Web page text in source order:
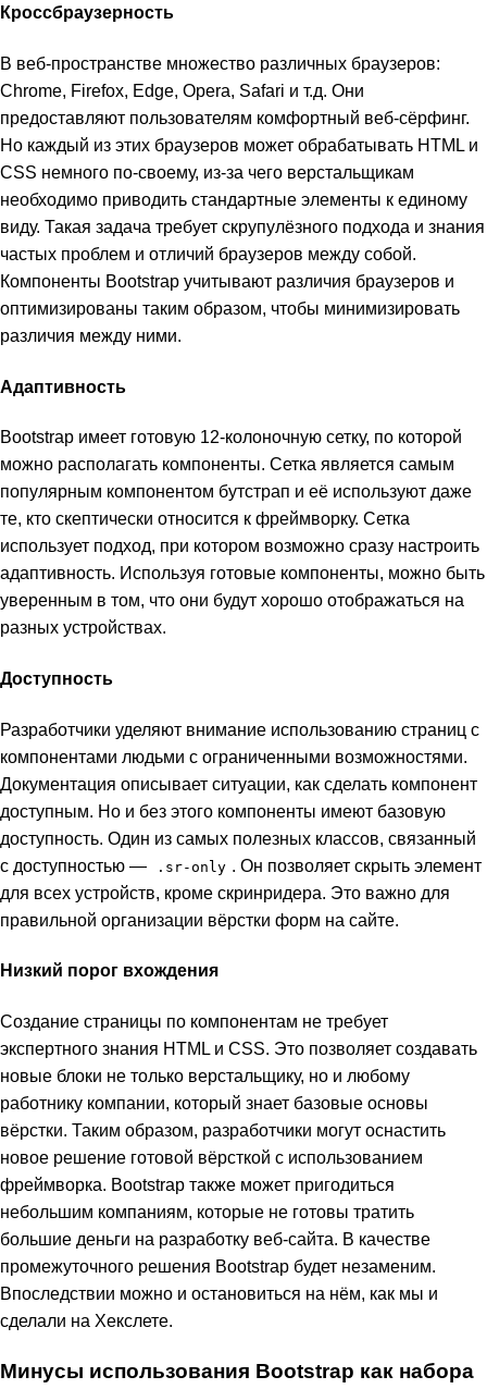
Кроссбраузерность
В веб-пространстве множество различных браузеров:
Chrome, Firefox, Edge, Opera, Safari и т.д. Они
предоставляют пользователям комфортный веб-сёрфинг.
Но каждый из этих браузеров может обрабатывать HTML и
CSS немного по-своему, из-за чего верстальщикам
необходимо приводить стандартные элементы к единому
виду. Такая задача требует скрупулёзного подхода и знания
частых проблем и отличий браузеров между собой.
Компоненты Bootstrap учитывают различия браузеров и
оптимизированы таким образом, чтобы минимизировать
различия между ними.
Адаптивность
Bootstrap имеет готовую 12-колоночную сетку, по которой
можно располагать компоненты. Сетка является самым
популярным компонентом бутстрап и её используют даже
те, кто скептически относится к фреймворку. Сетка
использует подход, при котором возможно сразу настроить
адаптивность. Используя готовые компоненты, можно быть
уверенным в том, что они будут хорошо отображаться на
разных устройствах.
Доступность
Разработчики уделяют внимание использованию страниц с
компонентами людьми с ограниченными возможностями.
Документация описывает ситуации, как сделать компонент
доступным. Но и без этого компоненты имеют базовую
доступность. Один из самых полезных классов, связанный
с доступностью —
.sr-only
. Он позволяет скрыть элемент
для всех устройств, кроме скринридера. Это важно для
правильной организации вёрстки форм на сайте.
Низкий порог вхождения
Создание страницы по компонентам не требует
экспертного знания HTML и CSS. Это позволяет создавать
новые блоки не только верстальщику, но и любому
работнику компании, который знает базовые основы
вёрстки. Таким образом, разработчики могут оснастить
новое решение готовой вёрсткой с использованием
фреймворка. Bootstrap также может пригодиться
небольшим компаниям, которые не готовы тратить
большие деньги на разработку веб-сайта. В качестве
промежуточного решения Bootstrap будет незаменим.
Впоследствии можно и остановиться на нём, как мы и
сделали на Хекслете.
Минусы использования Bootstrap как набора